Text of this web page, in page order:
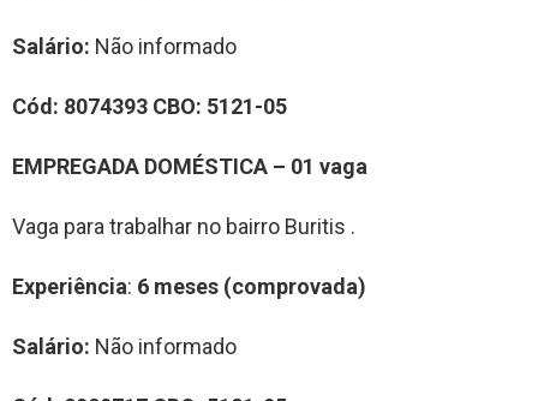
Salário: Não informado
Cód: 8074393 CBO: 5121-05
EMPREGADA DOMÉSTICA – 01 vaga
Vaga para trabalhar no bairro Buritis .
Experiência: 6 meses (comprovada)
Salário: Não informado